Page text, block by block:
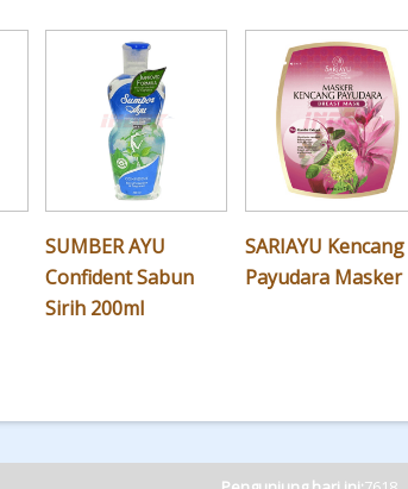
SUMBER AYU
Confident Sabun
Sirih 200ml
SARIAYU Kencang
Payudara Masker